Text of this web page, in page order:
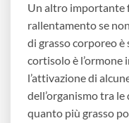
Un altro importante
rallentamento se
di grasso corporeo è
cortisolo è l’ormone
l’attivazione di
dell’organismo tra le
quanto più grasso